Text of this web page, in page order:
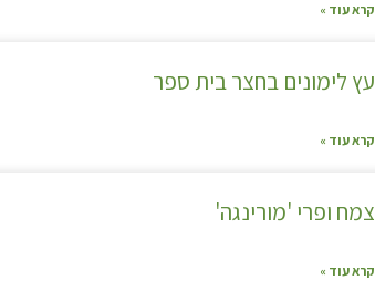
קרא עוד »
עץ לימונים בחצר בית ספר
קרא עוד »
צמח ופרי 'מורינגה'
קרא עוד »